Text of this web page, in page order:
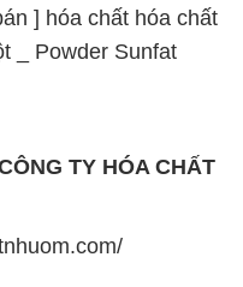
] hóa chất hóa chất
_ Powder Sunfat
TY HÓA CHẤT